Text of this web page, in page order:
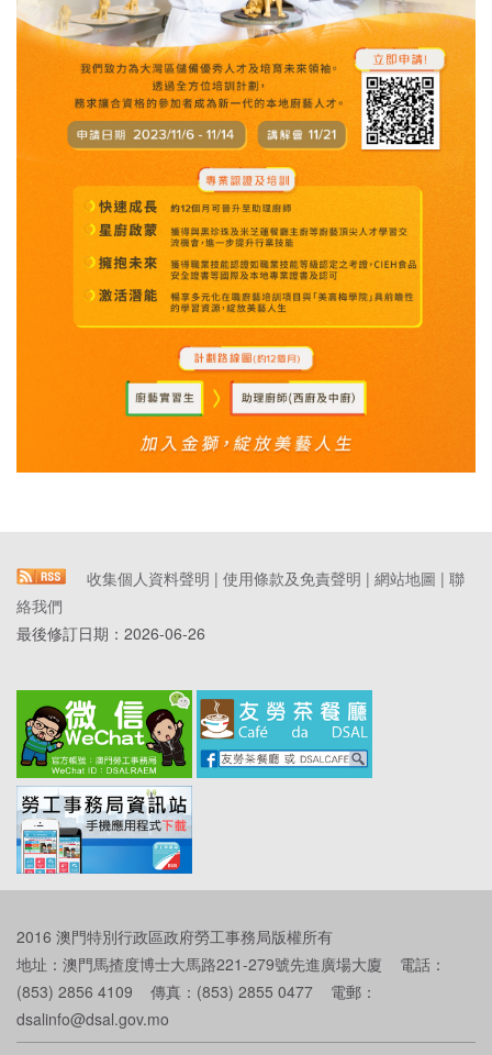
收集個人資料聲明 | 使用條款及免責聲明 | 網站地圖 | 聯
絡我們
最後修訂日期： 2026-06-26
2016 澳門特別行政區政府勞工事務局版權所有
地址：澳門馬揸度博士大馬路221-279號先進廣場大廈 電話：
(853) 2856 4109 傳真：(853) 2855 0477 電郵：
dsalinfo@dsal.gov.mo